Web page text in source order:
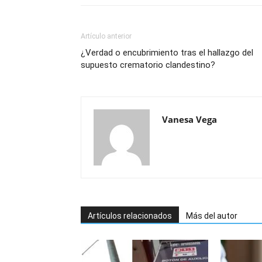
Artículo anterior
¿Verdad o encubrimiento tras el hallazgo del
supuesto crematorio clandestino?
Vanesa Vega
Artículos relacionados Más del autor